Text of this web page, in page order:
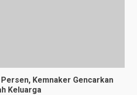
Kemnaker Gencarkan
Keluarga